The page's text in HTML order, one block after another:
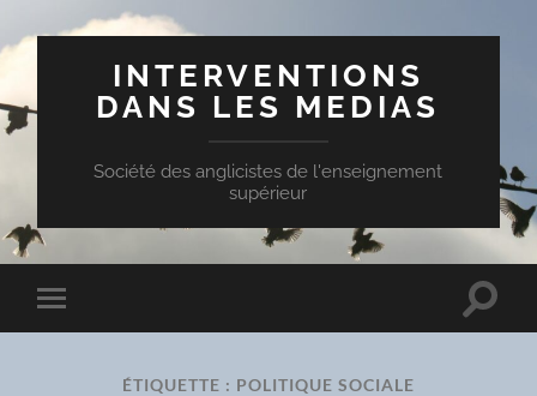
INTERVENTIONS
DANS LES MEDIAS
Société des anglicistes de l'enseignement
supérieur
Toggle
mobile
Toggle
ÉTIQUETTE : POLITIQUE SOCIALE